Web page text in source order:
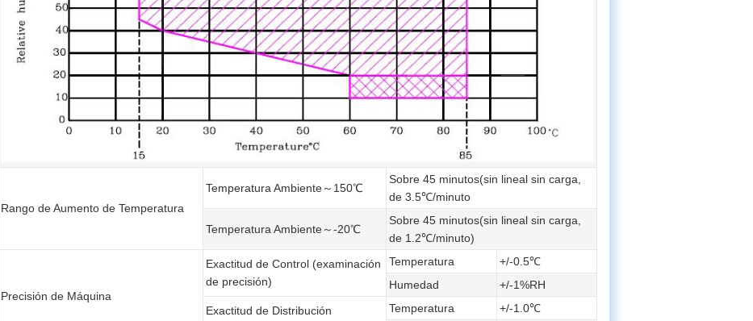
Rango de Aumento de Temperatura
Temperatura Ambiente～150℃
Sobre 45 minutos(sin lineal sin carga,
de 3.5℃/minuto
Temperatura Ambiente～-20℃
Sobre 45 minutos(sin lineal sin carga,
de 1.2℃/minuto)
Precisión de Máquina
Exactitud de Control (examinación
de precisión)
Temperatura
+/-0.5℃
Humedad
+/-1%RH
Exactitud de Distribución
Temperatura
+/-1.0℃